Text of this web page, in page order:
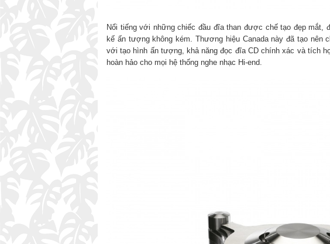
Nổi tiếng với những chiếc đầu đĩa than được chế tạo đẹp mắt,
kế ấn tượng không kém. Thương hiệu Canada này đã tạo nên
với tạo hình ấn tượng, khả năng đọc đĩa CD chính xác và tích
hoàn hảo cho mọi hệ thống nghe nhạc Hi-end.